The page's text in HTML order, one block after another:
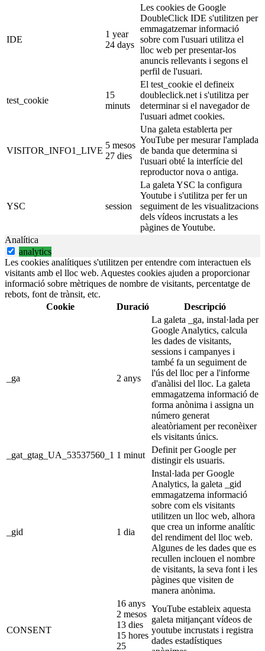
IDE
1 year
24 days
Les cookies de Google
DoubleClick IDE s'utilitzen per
emmagatzemar informació
sobre com l'usuari utilitza el
lloc web per presentar-los
anuncis rellevants i segons el
perfil de l'usuari.
test_cookie
15
minuts
El test_cookie el defineix
doubleclick.net i s'utilitza per
determinar si el navegador de
l'usuari admet cookies.
VISITOR_INFO1_LIVE
5 mesos
27 dies
Una galeta establerta per
YouTube per mesurar l'amplada
de banda que determina si
l'usuari obté la interfície del
reproductor nova o antiga.
YSC session
La galeta YSC la configura
Youtube i s'utilitza per fer un
seguiment de les visualitzacions
dels vídeos incrustats a les
pàgines de Youtube.
Analítica
analytics
Les cookies analítiques s'utilitzen per entendre com interactuen els
visitants amb el lloc web. Aquestes cookies ajuden a proporcionar
informació sobre mètriques de nombre de visitants, percentatge de
rebots, font de trànsit, etc.
Cookie
Duració Descripció
_ga 2 anys
La galeta _ga, instal·lada per
Google Analytics, calcula
les dades de visitants,
sessions i campanyes i
també fa un seguiment de
l'ús del lloc per a l'informe
d'anàlisi del lloc. La galeta
emmagatzema informació de
forma anònima i assigna un
número generat
aleatòriament per reconèixer
els visitants únics.
_gat_gtag_UA_53537560_1 1 minut
Definit per Google per
distingir els usuaris.
_gid 1 dia
Instal·lada per Google
Analytics, la galeta _gid
emmagatzema informació
sobre com els visitants
utilitzen un lloc web, alhora
que crea un informe analític
del rendiment del lloc web.
Algunes de les dades que es
recullen inclouen el nombre
de visitants, la seva font i les
pàgines que visiten de
manera anònima.
CONSENT
16 anys
2 mesos
13 dies
15 hores
25
YouTube estableix aquesta
galeta mitjançant vídeos de
youtube incrustats i registra
dades estadístiques